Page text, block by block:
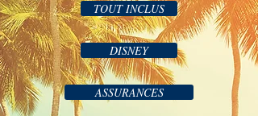
TOUT INCLUS
DISNEY
ASSURANCES